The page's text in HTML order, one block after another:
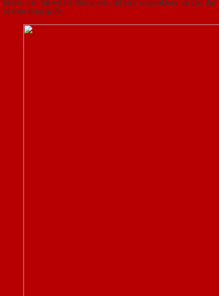
khách liên hệ với hệ thống siêu thị cửa SaigonDoor và các đại
lý trên toàn quốc.